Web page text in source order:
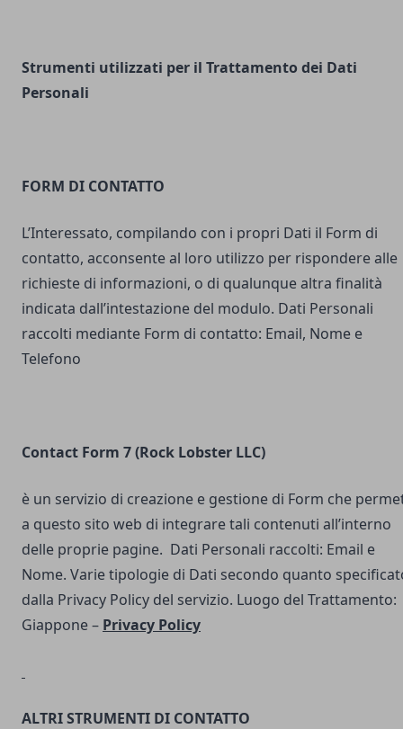
Strumenti utilizzati per il Trattamento dei Dati
Personali
FORM DI CONTATTO
L’Interessato, compilando con i propri Dati il Form di
contatto, acconsente al loro utilizzo per rispondere alle
richieste di informazioni, o di qualunque altra finalità
indicata dall’intestazione del modulo. Dati Personali
raccolti mediante Form di contatto: Email, Nome e
Telefono
Contact Form 7 (Rock Lobster LLC)
è un servizio di creazione e gestione di Form che
a questo sito web di integrare tali contenuti all’interno
delle proprie pagine. Dati Personali raccolti: Email e
Nome. Varie tipologie di Dati secondo quanto
dalla Privacy Policy del servizio. Luogo del Trattamento:
Giappone – Privacy Policy
ALTRI STRUMENTI DI CONTATTO